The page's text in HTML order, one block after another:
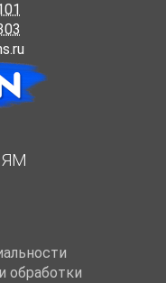
обработки